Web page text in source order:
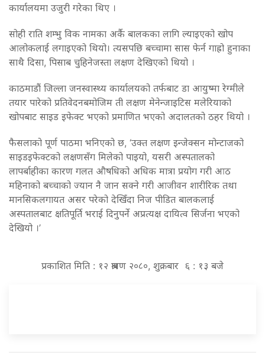
कार्यालयमा उजुरी गरेका थिए ।
सोही राति शम्भु विक नामका अर्कै बालकका लागि ल्याइएको खोप
आलोकलाई लगाइएको थियो। त्यसपछि बच्चामा सास फेर्न गाह्रो हुनाका
साथै दिसा, पिसाब चुहिनेजस्ता लक्षण देखिएको थियो ।
काठमाडौं जिल्ला जनस्वास्थ्य कार्यालयको तर्फबाट डा आयुष्मा रेग्मीले
तयार पारेको प्रतिवेदनबमोजिम ती लक्षण मेनेन्जाइटिस मलेरियाको
खोपबाट साइड इफेक्ट भएको प्रमाणित भएको अदालतको ठहर थियो ।
फैसलाको पूर्ण पाठमा भनिएको छ, ‘उक्त लक्षण इन्जेक्सन मोन्टाजको
साइडइफेक्टको लक्षणसँग मिलेको पाइयो, यसरी अस्पतालको
लापर्बाहीका कारण गलत औषधिको अधिक मात्रा प्रयोग गरी आठ
महिनाको बच्चाको ज्यान नै जान सक्ने गरी आजीवन शारीरिक तथा
मानसिकलगायत असर परेको देखिँदा निज पीडित बालकलाई
अस्पतालबाट क्षतिपूर्ति भराई दिनुपर्ने अप्रत्यक्ष दायित्व सिर्जना भएको
देखियो ।’
प्रकाशित मिति : १२ श्रावण २०८०, शुक्रबार ६ : १३ बजे